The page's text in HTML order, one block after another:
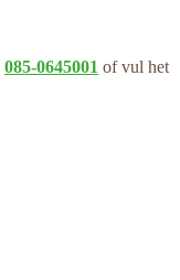
085-0645001 of vul het